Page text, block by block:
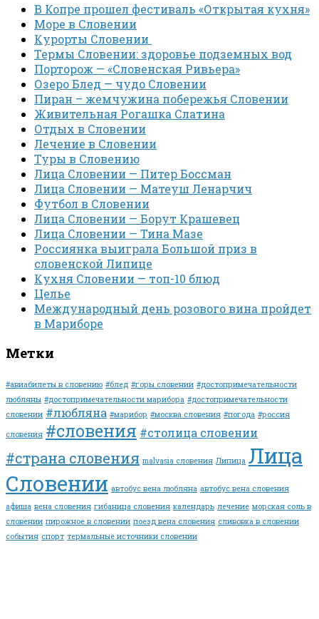
В Копре прошел фестиваль «Открытая кухня»
Море в Словении
Курорты Словении
Термы Словении: здоровье подземных вод
Порторож — «Словенская Ривьера»
Озеро Блед — чудо Словении
Пиран – жемчужина побережья Словении
Живительная Рогашка Слатина
Отдых в Словении
Лечение в Словении
Туры в Словению
Лица Словении — Питер Боссман
Лица Словении — Матеуш Ленарчич
Футбол в Словении
Лица Словении — Борут Крашевец
Лица Словении — Тина Мазе
Россиянка выиграла Большой приз в
словенской Липице
Кухня Словении — топ-10 блюд
Целье
Международный день розового вина пройдет
в Мариборе
Метки
#авиабилеты в словению #блед #горы словении #достопримечательности
любляны #достопримечательности марибора #достопримечательности
словении #любляна #марибор #москва словения #погода #россия
словения #словения #столица словении
#страна словения malvasia словения Липица Лица
Словении автобус вена любляна автобус вена словения
афиша вена словения гибаница словения календарь лечение морская соль в
словении пирожное в словении поезд вена словения сливовка в словении
события спорт термальные источники словении